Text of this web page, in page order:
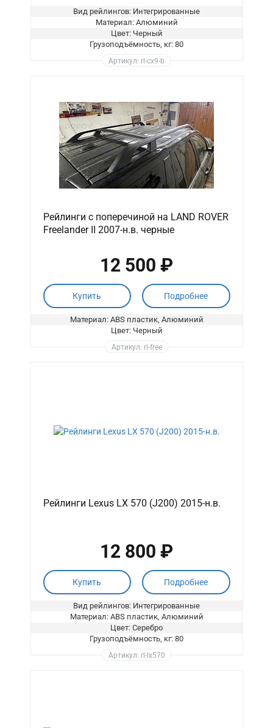
Вид рейлингов: Интегрированные
Материал: Алюминий
Цвет: Черный
Грузоподъёмность, кг: 80
Артикул: rl-cx9-b
Рейлинги с поперечиной на LAND ROVER
Freelander II 2007-н.в. черные
12 500 ₽
Купить Подробнее
Материал: ABS пластик, Алюминий
Цвет: Черный
Артикул: rl-free
Рейлинги Lexus LX 570 (J200) 2015-н.в.
12 800 ₽
Купить Подробнее
Вид рейлингов: Интегрированные
Материал: ABS пластик, Алюминий
Цвет: Серебро
Грузоподъёмность, кг: 80
Артикул: rl-lx570